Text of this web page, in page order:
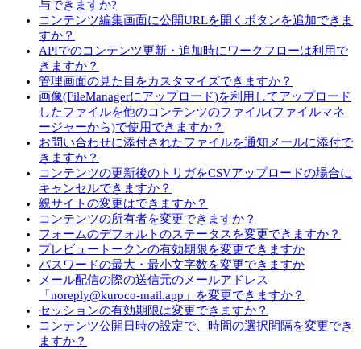
与できますか?
コンテンツ編集画面に公開URLを開くボタンを追加できま
すか？
APIでのコンテンツ更新・追加時にワークフローは利用で
きますか？
管理画面の見た目をカスタマイズできますか？
画像(FileManagerにアップロード)を利用してアップロード
したファイルを他のコンテンツのファイル(ファイルマネ
ージャーから)で使用できますか？
お問い合わせに添付されたファイルを通知メールに添付で
きますか？
コンテンツの更新後のトリガをCSVアップロードの場合に
キャンセルできますか？
親サイトの変更はできますか？
コンテンツの所有者を変更できますか？
フォームのデフォルトのステータスを変更できますか？
プレビュートークンの有効期限を変更できますか
パスワードの最大・最小文字数を変更できますか
メール配信の際の送信元のメールアドレス
「noreply@kuroco-mail.app」を変更できますか？
セッションの有効期限は変更できますか？
コンテンツ公開日時の設定で、時間の選択間隔を変更でき
ますか？